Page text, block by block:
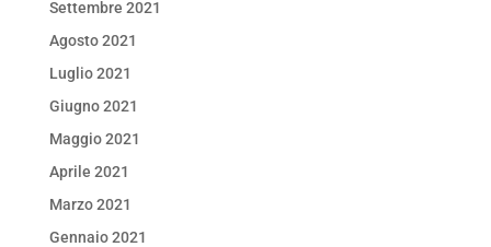
Settembre 2021
Agosto 2021
Luglio 2021
Giugno 2021
Maggio 2021
Aprile 2021
Marzo 2021
Gennaio 2021